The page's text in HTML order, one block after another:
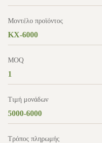
Μοντέλο προϊόντος
KX-6000
MOQ
1
Τιμή μονάδων
5000-6000
Τρόπος πληρωμής